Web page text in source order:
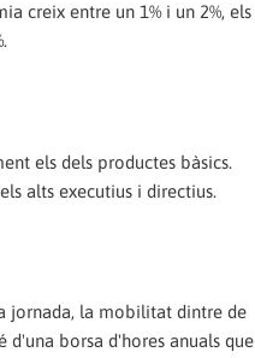
creix entre un 1% i un 2%, els
els dels productes bàsics.
alts executius i directius.
jornada, la mobilitat dintre de
borsa d'hores anuals que